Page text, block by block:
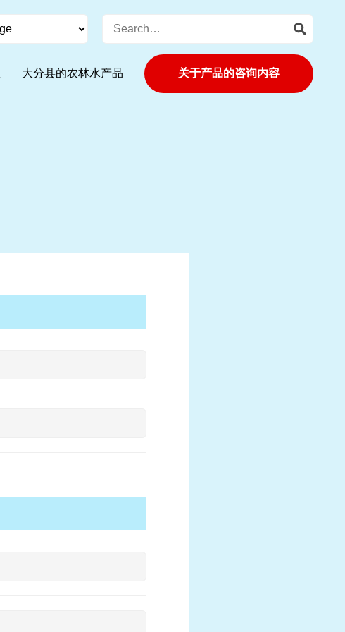
大分县的农林水产品 关于产品的咨询内容